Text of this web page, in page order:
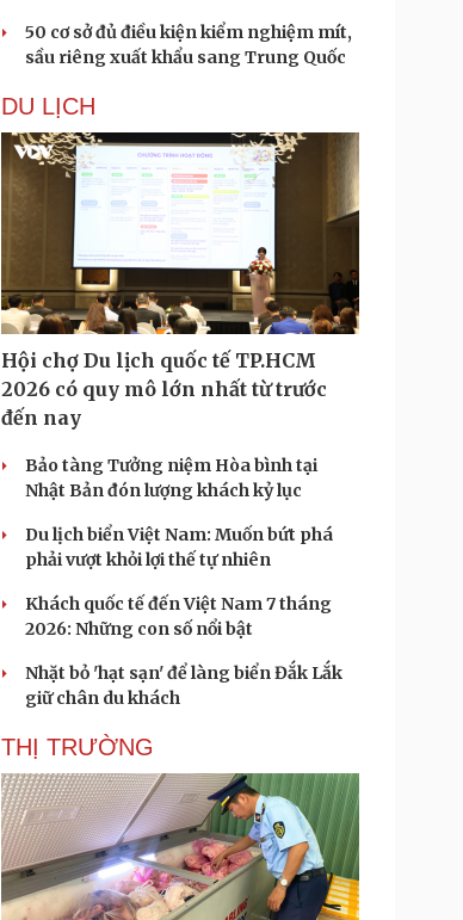
50 cơ sở đủ điều kiện kiểm nghiệm mít,
sầu riêng xuất khẩu sang Trung Quốc
DU LỊCH
Hội chợ Du lịch quốc tế TP.HCM
2026 có quy mô lớn nhất từ trước
đến nay
Bảo tàng Tưởng niệm Hòa bình tại
Nhật Bản đón lượng khách kỷ lục
Du lịch biển Việt Nam: Muốn bứt phá
phải vượt khỏi lợi thế tự nhiên
Khách quốc tế đến Việt Nam 7 tháng
2026: Những con số nổi bật
Nhặt bỏ 'hạt sạn' để làng biển Đắk Lắk
giữ chân du khách
THỊ TRƯỜNG